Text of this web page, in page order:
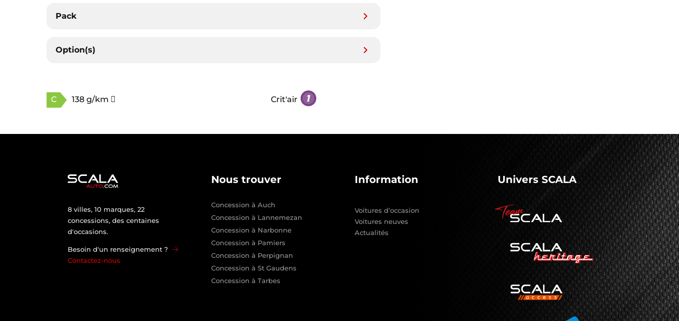
Pack
Option(s)
C 138 g/km Crit'air
8 villes, 10 marques, 22
concessions, des centaines
d'occasions.
Besoin d'un renseignement ?
Contactez-nous
Nous trouver
Concession à Auch
Concession à Lannemezan
Concession à Narbonne
Concession à Pamiers
Concession à Perpignan
Concession à St Gaudens
Concession à Tarbes
Information
Voitures d’occasion
Voitures neuves
Actualités
Univers SCALA